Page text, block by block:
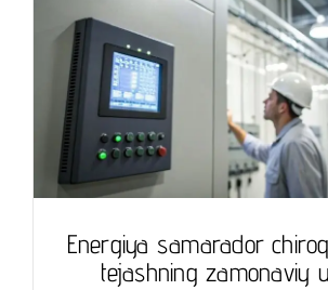
Energiya samarador
tejashning zamonaviy